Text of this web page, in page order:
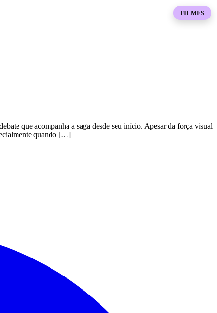
que acompanha a saga desde seu início. Apesar da força visual
quando […]
FILMES